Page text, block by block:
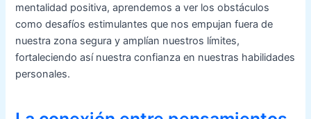
mentalidad positiva, aprendemos a ver los obstáculos
como desafíos estimulantes que nos empujan fuera de
nuestra zona segura y amplían nuestros límites,
fortaleciendo así nuestra confianza en nuestras habilidades
personales.